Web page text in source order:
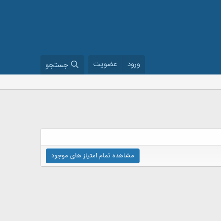
ورود عضویت جستجو
مشاهده تمام امتیاز های موجود